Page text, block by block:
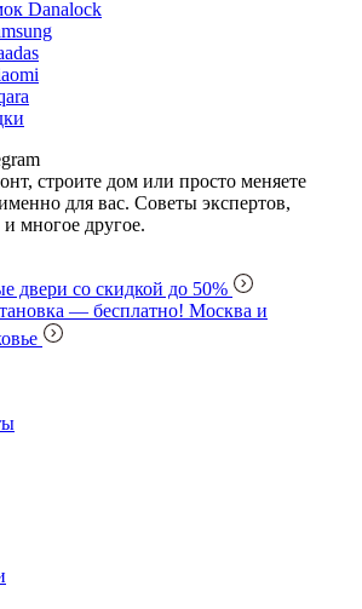
Danalock
строите дом или просто меняете
для вас. Советы экспертов,
многое другое.
двери со скидкой до 50%
— бесплатно! Москва и